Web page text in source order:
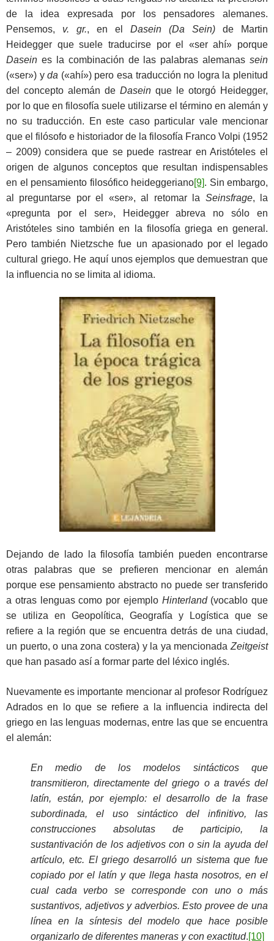
de la idea expresada por los pensadores alemanes.
Pensemos, v. gr., en el Dasein (Da Sein) de Martin
Heidegger que suele traducirse por el «ser ahí» porque
Dasein es la combinación de las palabras alemanas sein
(«ser») yda («ahí») pero esa traducción no logra la plenitud
del concepto alemán de Dasein que le otorgó Heidegger,
por lo que en filosofía suele utilizarse el término en alemán y
no su traducción. En este caso particular vale mencionar
que el filósofo e historiador de la filosofía Franco Volpi (1952
– 2009) considera que se puede rastrear en Aristóteles el
origen de algunos conceptos que resultan indispensables
en el pensamiento filosófico heideggeriano[9]. Sin embargo,
al preguntarse por el «ser», al retomar la Seinsfrage, la
«pregunta por el ser», Heidegger abreva no sólo en
Aristóteles sino también en la filosofía griega en general.
Pero también Nietzsche fue un apasionado por el legado
cultural griego. He aquí unos ejemplos que demuestran que
la influencia no se limita al idioma.
Dejando de lado la filosofía también pueden encontrarse
otras palabras que se prefieren mencionar en alemán
porque ese pensamiento abstracto no puede ser transferido
a otras lenguas como por ejemplo Hinterland(vocablo que
se utiliza en Geopolítica, Geografía y Logística que se
refiere a la región que se encuentra detrás de una ciudad,
un puerto, o una zona costera) y la ya mencionada Zeitgeist
que han pasado así a formar parte del léxico inglés.
Nuevamente es importante mencionar al profesor Rodríguez
Adrados en lo que se refiere a la influencia indirecta del
griego en las lenguas modernas, entre las que se encuentra
el alemán:
En medio de los modelos sintácticos que
transmitieron, directamente del griego o a través del
latín, están, por ejemplo: el desarrollo de la frase
subordinada, el uso sintáctico del infinitivo, las
construcciones absolutas de participio, la
sustantivación de los adjetivos con o sin la ayuda del
artículo, etc. El griego desarrolló un sistema que fue
copiado por el latín y que llega hasta nosotros, en el
cual cada verbo se corresponde con uno o más
sustantivos, adjetivos y adverbios. Esto provee de una
línea en la síntesis del modelo que hace posible
organizarlo de diferentes maneras y con exactitud.[10]